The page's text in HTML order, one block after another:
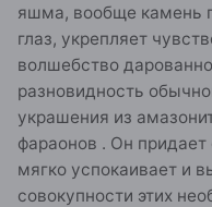
яшма, вообще камень
глаз, укрепляет
волшебство
разновидность
украшения из
фараонов . Он
мягко успокаивает и
совокупности этих